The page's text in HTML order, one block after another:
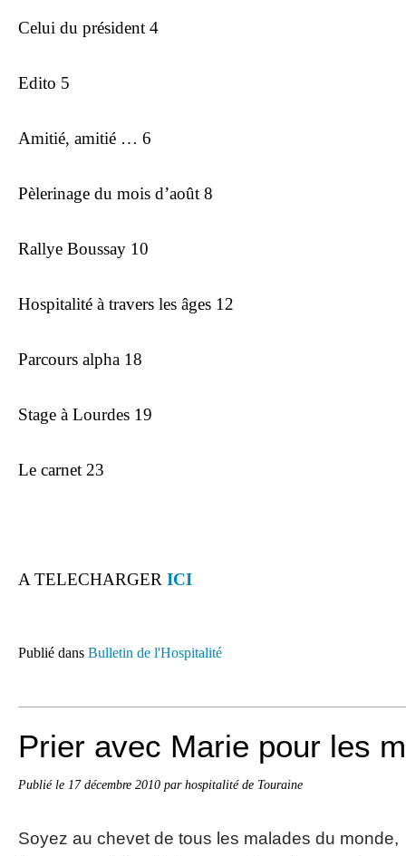
Celui du président 4
Edito 5
Amitié, amitié … 6
Pèlerinage du mois d’août 8
Rallye Boussay 10
Hospitalité à travers les âges 12
Parcours alpha 18
Stage à Lourdes 19
Le carnet 23
A TELECHARGER ICI
Publié dans Bulletin de l'Hospitalité
Prier avec Marie pour les
Publié le 17 décembre 2010 par hospitalité de Touraine
Soyez au chevet de tous les malades du monde,